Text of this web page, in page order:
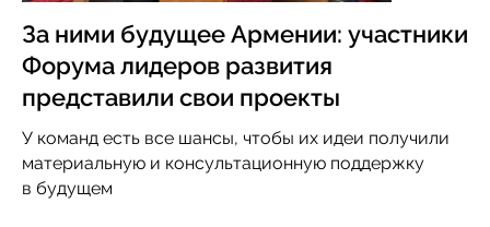
За ними будущее Армении: участники
Форума лидеров развития
представили свои проекты
У команд есть все шансы, чтобы их идеи получили
материальную и консультационную поддержку
в будущем